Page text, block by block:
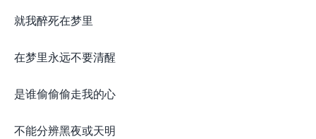
就我醉死在梦里
在梦里永远不要清醒
是谁偷偷偷走我的心
不能分辨黑夜或天明